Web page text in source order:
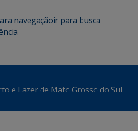
navegaçãoir para busca
e Lazer de Mato Grosso do Sul